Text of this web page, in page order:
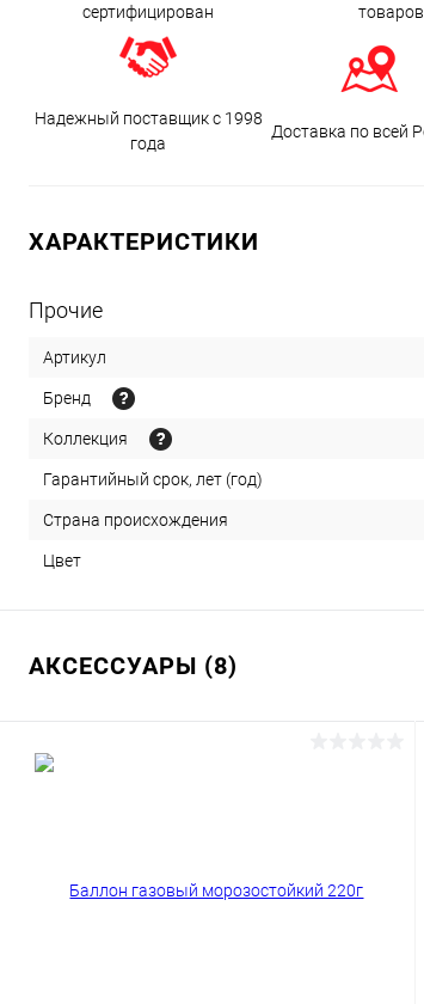
сертифицирован
товаров
Надежный поставщик с 1998
года
Доставка по всей
ХАРАКТЕРИСТИКИ
Прочие
Артикул
Бренд
Коллекция
Гарантийный срок, лет (год)
Страна происхождения
Цвет
АКСЕССУАРЫ (8)